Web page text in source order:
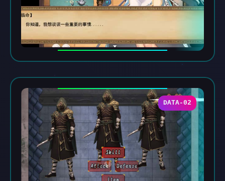
DATA-02